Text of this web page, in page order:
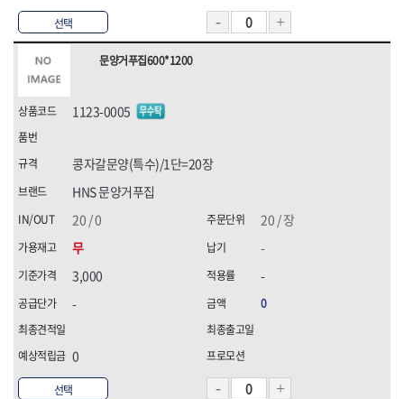
선택
선택
문양거푸집600*1200
1123-0005
HNS 문양거푸집
20 / 장
무
3,000
-
0
콩자갈문양(특수)/1단=20장
20 / 0
-
-
0